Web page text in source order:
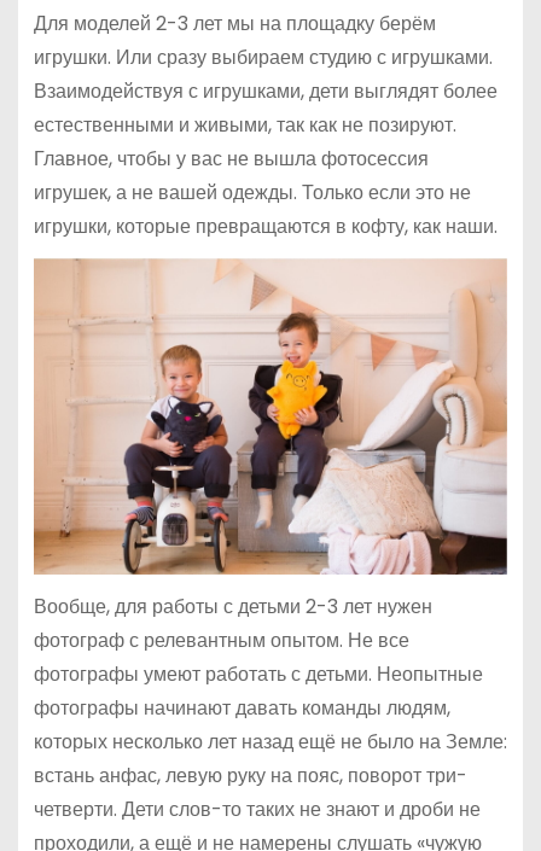
Для моделей 2-3 лет мы на площадку берём
игрушки. Или сразу выбираем студию с игрушками.
Взаимодействуя с игрушками, дети выглядят более
естественными и живыми, так как не позируют.
Главное, чтобы у вас не вышла фотосессия
игрушек, а не вашей одежды. Только если это не
игрушки, которые превращаются в кофту, как наши.
Вообще, для работы с детьми 2-3 лет нужен
фотограф с релевантным опытом. Не все
фотографы умеют работать с детьми. Неопытные
фотографы начинают давать команды людям,
которых несколько лет назад ещё не было на Земле:
встань анфас, левую руку на пояс, поворот три-
четверти. Дети слов-то таких не знают и дроби не
проходили, а ещё и не намерены слушать «чужую